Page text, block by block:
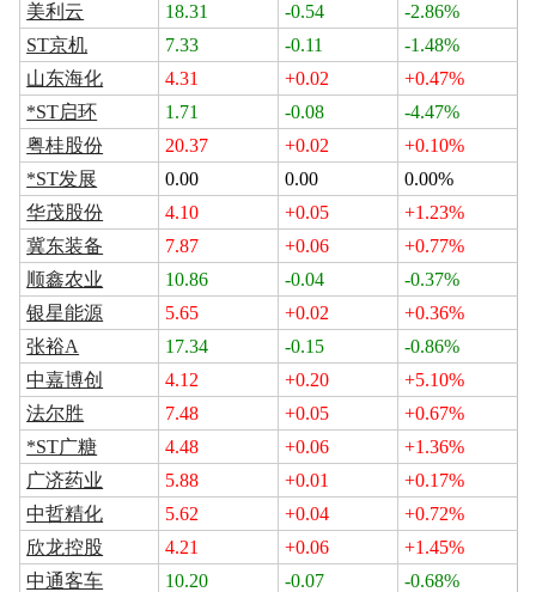
美利云
18.31 -0.54
-2.86%
ST京机
7.33 -0.11
-1.48%
山东海化
4.31 +0.02
+0.47%
*ST启环
1.71 -0.08
-4.47%
粤桂股份
20.37 +0.02
+0.10%
*ST发展
0.00 0.00
0.00%
华茂股份
4.10 +0.05
+1.23%
冀东装备
7.87 +0.06
+0.77%
顺鑫农业
10.86 -0.04
-0.37%
银星能源
5.65 +0.02
+0.36%
张裕A
17.34 -0.15
-0.86%
中嘉博创
4.12 +0.20
+5.10%
法尔胜
7.48 +0.05
+0.67%
*ST广糖
4.48 +0.06
+1.36%
广济药业
5.88 +0.01
+0.17%
中哲精化
5.62 +0.04
+0.72%
欣龙控股
4.21 +0.06
+1.45%
中通客车
10.20 -0.07
-0.68%